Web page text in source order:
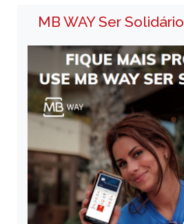
MB WAY Ser Solidário